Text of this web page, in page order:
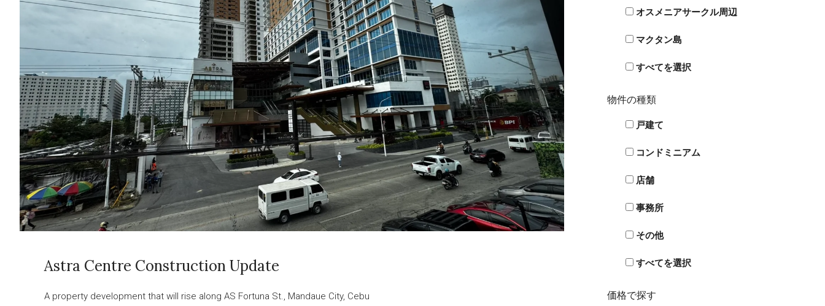
Astra Centre Construction Update
A property development that will rise along AS Fortuna St., Mandaue City, Cebu
オスメニアサークル周辺
マクタン島
すべてを選択
物件の種類
戸建て
コンドミニアム
店舗
事務所
その他
すべてを選択
価格で探す